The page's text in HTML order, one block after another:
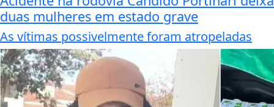
duas mulheres em estado grave
As vítimas possivelmente foram atropeladas